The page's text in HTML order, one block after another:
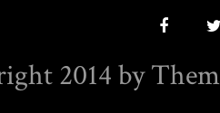
2014 by